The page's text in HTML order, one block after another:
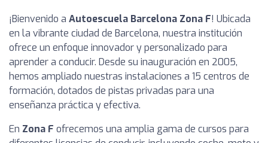
¡Bienvenido a Autoescuela Barcelona Zona F! Ubicada
en la vibrante ciudad de Barcelona, nuestra institución
ofrece un enfoque innovador y personalizado para
aprender a conducir. Desde su inauguración en 2005,
hemos ampliado nuestras instalaciones a 15 centros de
formación, dotados de pistas privadas para una
enseñanza práctica y efectiva.
En Zona F ofrecemos una amplia gama de cursos para